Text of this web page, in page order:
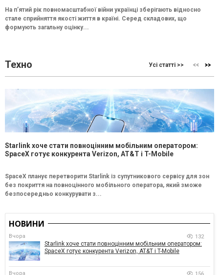
На п’ятий рік повномасштабної війни українці зберігають відносно
стале сприйняття якості життя в країні. Серед складових, що
формують загальну оцінку...
Техно Усі статті >>
Starlink хоче стати повноцінним мобільним оператором:
SpaceX готує конкурента Verizon, AT&T і T-Mobile
SpaceX планує перетворити Starlink із супутникового сервісу для зон
без покриття на повноцінного мобільного оператора, який зможе
безпосередньо конкурувати з...
НОВИНИ
Вчора 132
Starlink хоче стати повноцінним мобільним оператором:
SpaceX готує конкурента Verizon, AT&T і T-Mobile
Вчора 156